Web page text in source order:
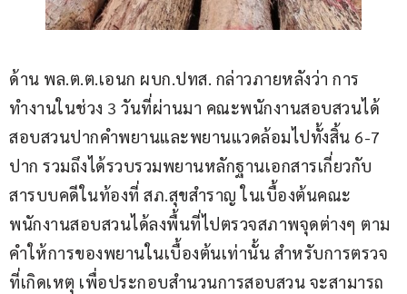
ด้าน พล.ต.ต.เอนก ผบก.ปทส. กล่าวภายหลังว่า การ
ทำงานในช่วง 3 วันที่ผ่านมา คณะพนักงานสอบสวนได้
สอบสวนปากคำพยานและพยานแวดล้อมไปทั้งสิ้น 6-7
ปาก รวมถึงได้รวบรวมพยานหลักฐานเอกสารเกี่ยวกับ
สารบบคดีในท้องที่ สภ.สุขสำราญ ในเบื้องต้นคณะ
พนักงานสอบสวนได้ลงพื้นที่ไปตรวจสภาพจุดต่างๆ ตาม
คำให้การของพยานในเบื้องต้นเท่านั้น สำหรับการตรวจ
ที่เกิดเหตุ เพื่อประกอบสำนวนการสอบสวน จะสามารถ